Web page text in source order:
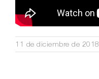
11 de diciembre de 2018